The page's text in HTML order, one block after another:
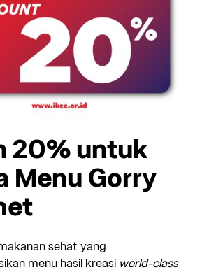
20% untuk
Menu Gorry
sehat yang
menu hasil kreasi world-class